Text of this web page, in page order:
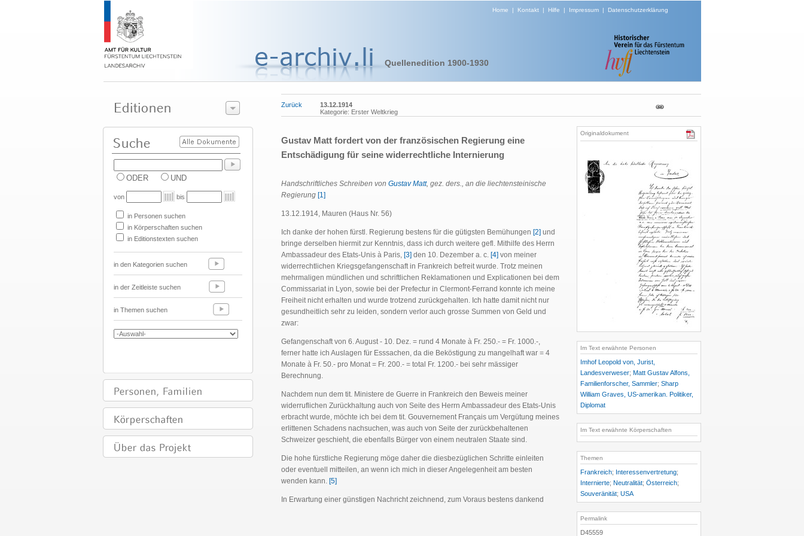
Home | Kontakt| Hilfe | Impressum| Datenschutzerklärung
Quellenedition 1900-1930
ODER UND
von bis
in Personen suchen
in Körperschaften suchen
in Editionstexten suchen
in den Kategorien suchen
in der Zeitleiste suchen
in Themen suchen
Zurück
13.12.1914
Kategorie: Erster Weltkrieg
Gustav Matt fordert von der französischen Regierung eine
Entschädigung für seine widerrechtliche Internierung
Handschriftliches Schreiben von Gustav Matt, gez. ders., an die liechtensteinische
Regierung [1]
13.12.1914, Mauren (Haus Nr. 56)
Ich danke der hohen fürstl. Regierung bestens für die gütigsten Bemühungen [2] und
bringe derselben hiermit zur Kenntnis, dass ich durch weitere gefl. Mithilfe des Herrn
Ambassadeur des Etats-Unis à Paris, [3] den 10. Dezember a. c. [4] von meiner
widerrechtlichen Kriegsgefangenschaft in Frankreich befreit wurde. Trotz meinen
mehrmaligen mündlichen und schriftlichen Reklamationen und Explicationen bei dem
Commissariat in Lyon, sowie bei der Prefectur in Clermont-Ferrand konnte ich meine
Freiheit nicht erhalten und wurde trotzend zurückgehalten. Ich hatte damit nicht nur
gesundheitlich sehr zu leiden, sondern verlor auch grosse Summen von Geld und
zwar:
Gefangenschaft von 6. August - 10. Dez. = rund 4 Monate à Fr. 250.- = Fr. 1000.-,
ferner hatte ich Auslagen für Esssachen, da die Beköstigung zu mangelhaft war = 4
Monate à Fr. 50.- pro Monat = Fr. 200.- = total Fr. 1200.- bei sehr mässiger
Berechnung.
Nachdem nun dem tit. Ministere de Guerre in Frankreich den Beweis meiner
widerruflichen Zurückhaltung auch von Seite des Herrn Ambassadeur des Etats-Unis
erbracht wurde, möchte ich bei dem tit. Gouvernement Français um Vergütung meines
erlittenen Schadens nachsuchen, was auch von Seite der zurückbehaltenen
Schweizer geschieht, die ebenfalls Bürger von einem neutralen Staate sind.
Die hohe fürstliche Regierung möge daher die diesbezüglichen Schritte einleiten
oder eventuell mitteilen, an wenn ich mich in dieser Angelegenheit am besten
wenden kann. [5]
In Erwartung einer günstigen Nachricht zeichnend, zum Voraus bestens dankend
Originaldokument
Im Text erwähnte Personen
Imhof Leopold von, Jurist,
Landesverweser; Matt Gustav Alfons,
Familienforscher, Sammler; Sharp
William Graves, US-amerikan. Politiker,
Diplomat
Im Text erwähnte Körperschaften
Themen
Frankreich; Interessenvertretung;
Internierte; Neutralität; Österreich;
Souveränität; USA
Permalink
D45559